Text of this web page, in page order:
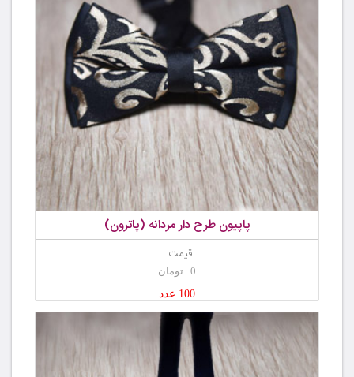
پاپیون طرح دار مردانه (پاترون)
قیمت :
0 تومان
100 عدد